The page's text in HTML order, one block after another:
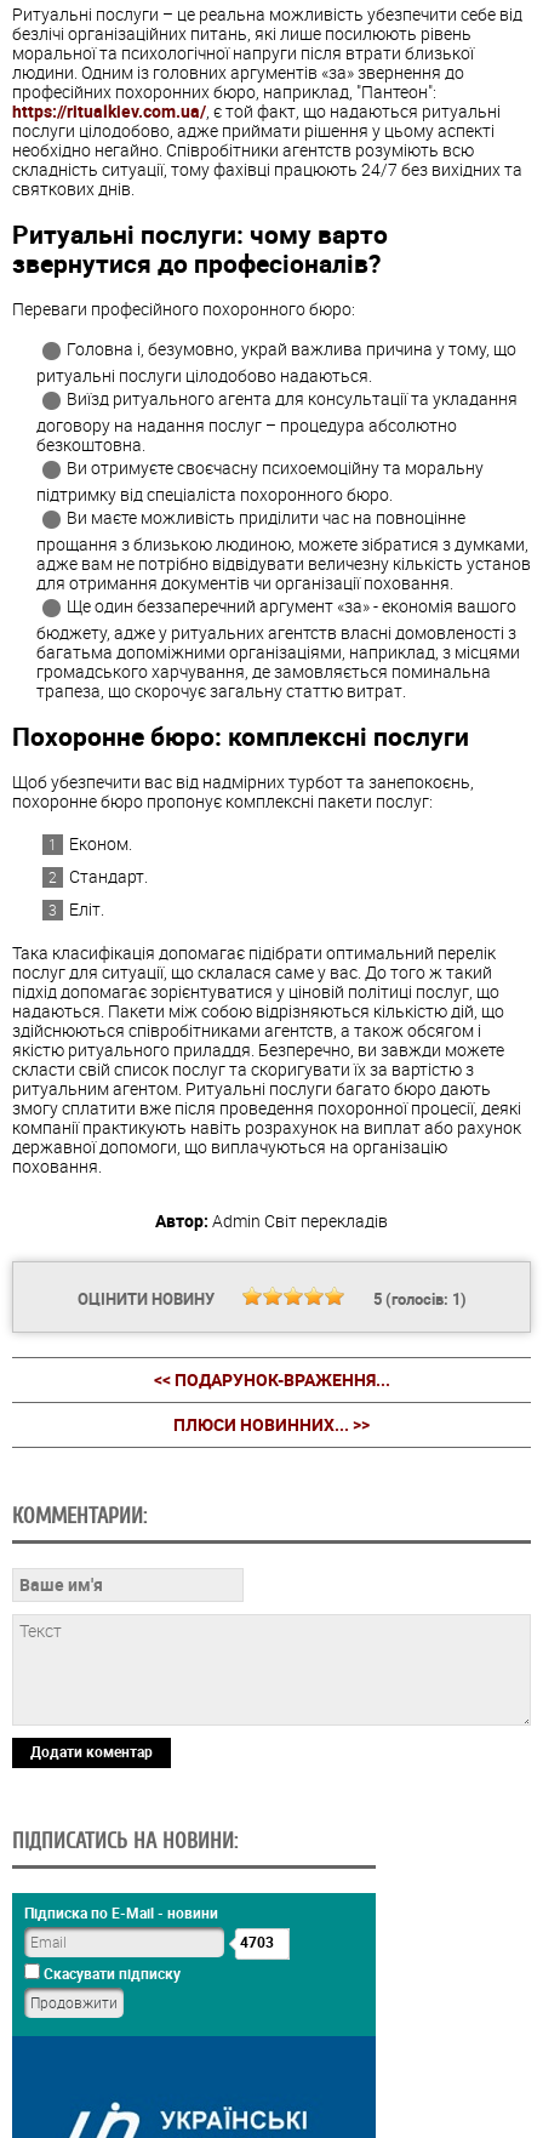
Ритуальні послуги – це реальна можливість убезпечити себе від
безлічі організаційних питань, які лише посилюють рівень
моральної та психологічної напруги після втрати близької
людини. Одним із головних аргументів «за» звернення до
професійних похоронних бюро, наприклад, "Пантеон":
https://ritualkiev.com.ua/, є той факт, що надаються ритуальні
послуги цілодобово, адже приймати рішення у цьому аспекті
необхідно негайно. Співробітники агентств розуміють всю
складність ситуації, тому фахівці працюють 24/7 без вихідних та
святкових днів.
Ритуальні послуги: чому варто
звернутися до професіоналів?
Переваги професійного похоронного бюро:
Головна і, безумовно, украй важлива причина у тому, що
ритуальні послуги цілодобово надаються.
Виїзд ритуального агента для консультації та укладання
договору на надання послуг – процедура абсолютно
безкоштовна.
Ви отримуєте своєчасну психоемоційну та моральну
підтримку від спеціаліста похоронного бюро.
Ви маєте можливість приділити час на повноцінне
прощання з близькою людиною, можете зібратися з думками,
адже вам не потрібно відвідувати величезну кількість установ
для отримання документів чи організації поховання.
Ще один беззаперечний аргумент «за» - економія вашого
бюджету, адже у ритуальних агентств власні домовленості з
багатьма допоміжними організаціями, наприклад, з місцями
громадського харчування, де замовляється поминальна
трапеза, що скорочує загальну статтю витрат.
Похоронне бюро: комплексні послуги
Щоб убезпечити вас від надмірних турбот та занепокоєнь,
похоронне бюро пропонує комплексні пакети послуг:
Економ.
Стандарт.
Еліт.
Така класифікація допомагає підібрати оптимальний перелік
послуг для ситуації, що склалася саме у вас. До того ж такий
підхід допомагає зорієнтуватися у ціновій політиці послуг, що
надаються. Пакети між собою відрізняються кількістю дій, що
здійснюються співробітниками агентств, а також обсягом і
якістю ритуального приладдя. Безперечно, ви завжди можете
скласти свій список послуг та скоригувати їх за вартістю з
ритуальним агентом. Ритуальні послуги багато бюро дають
змогу сплатити вже після проведення похоронної процесії, деякі
компанії практикують навіть розрахунок на виплат або рахунок
державної допомоги, що виплачуються на організацію
поховання.
Автор: Admin Світ перекладів
ОЦІНИТИ НОВИНУ 5(голосів: 1)
<< ПОДАРУНОК-ВРАЖЕННЯ...
ПЛЮСИ НОВИННИХ... >>
КОММЕНТАРИИ:
Додати коментар
ПІДПИСАТИСЬ НА НОВИНИ:
Підписка по E-Mail - новини
4703
Скасувати підписку